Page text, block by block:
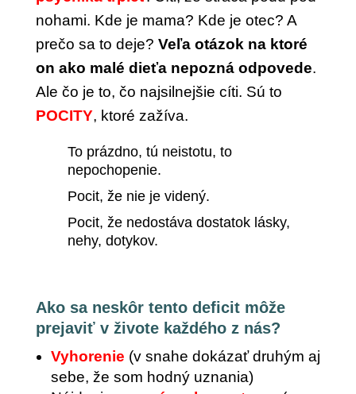
nohami. Kde je mama? Kde je otec? A
prečo sa to deje? Veľa otázok na ktoré
on ako malé dieťa nepozná odpovede.
Ale čo je to, čo najsilnejšie cíti. Sú to
POCITY, ktoré zažíva.
To prázdno, tú neistotu, to
nepochopenie.
Pocit, že nie je videný.
Pocit, že nedostáva dostatok lásky,
nehy, dotykov.
Ako sa neskôr tento deficit môže
prejaviť v živote každého z nás?
Vyhorenie (v snahe dokázať druhým aj
sebe, že som hodný uznania)